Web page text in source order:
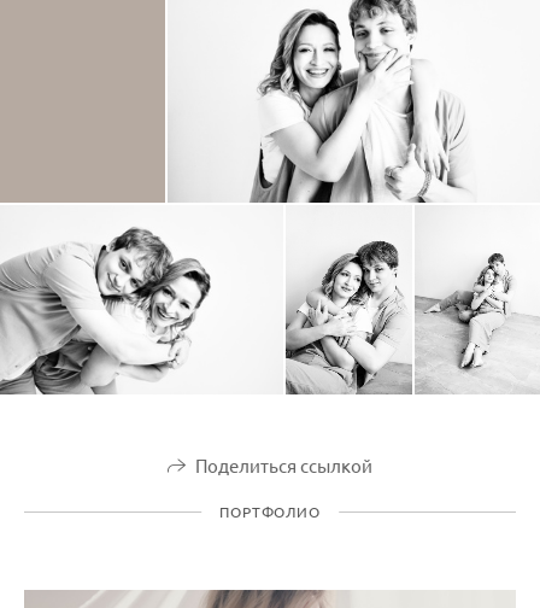
Поделиться ссылкой
ПОРТФОЛИО